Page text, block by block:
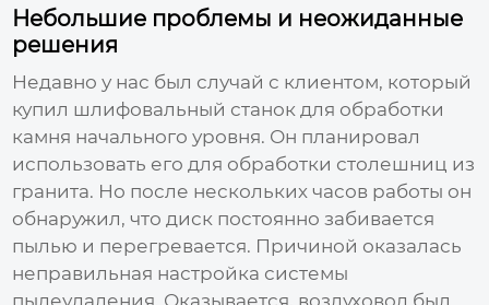
Небольшие проблемы и неожиданные
решения
Недавно у нас был случай с клиентом, который
купил шлифовальный станок для обработки
камня начального уровня. Он планировал
использовать его для обработки столешниц из
гранита. Но после нескольких часов работы он
обнаружил, что диск постоянно забивается
пылью и перегревается. Причиной оказалась
неправильная настройка системы
пылеудаления. Оказывается, воздуховод был